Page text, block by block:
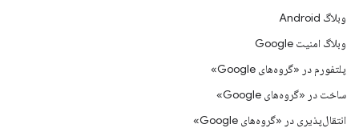
وبلاگ Android
وبلاگ امنیت Google
پلتفورم در «گروه‌های Google»
ساخت در «گروه‌های Google»
انتقال‌پذیری در «گروه‌های Google»